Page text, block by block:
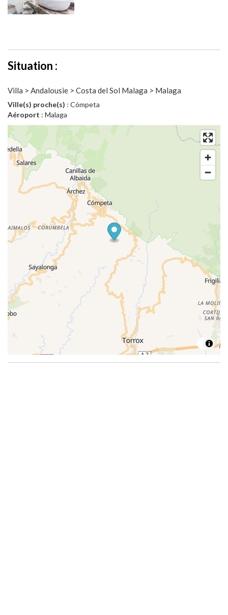
Situation :
Villa > Andalousie > Costa del Sol Malaga > Malaga
Ville(s) proche(s) : Cómpeta
Aéroport : Malaga